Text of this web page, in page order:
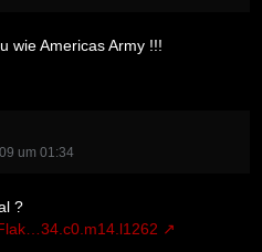
wie Americas Army !!!
um 01:34
?